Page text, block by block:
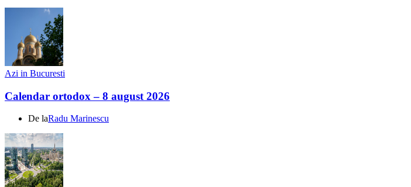
Azi in Bucuresti
Calendar ortodox – 8 august 2026
De laRadu Marinescu